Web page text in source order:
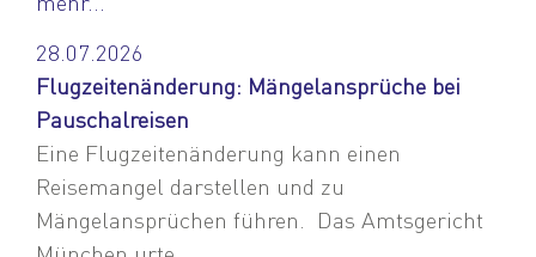
28.07.2026
Flugzeitenänderung: Mängelansprüche bei
Pauschalreisen
Eine Flugzeitenänderung kann einen
Reisemangel darstellen und zu
Mängelansprüchen führen. Das Amtsgericht